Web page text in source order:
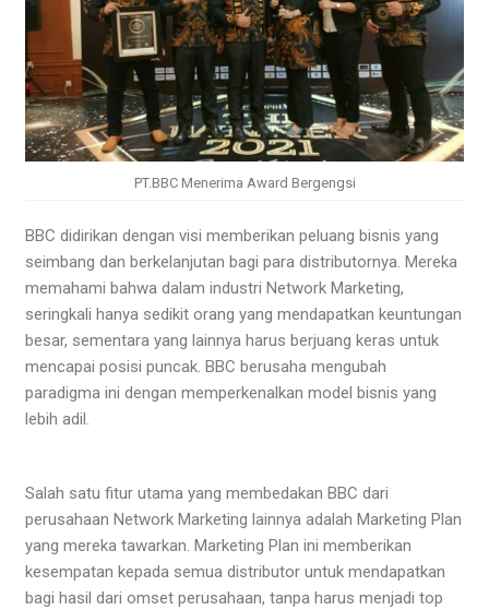
PT.BBC Menerima Award Bergengsi
BBC didirikan dengan visi memberikan peluang bisnis yang
seimbang dan berkelanjutan bagi para distributornya. Mereka
memahami bahwa dalam industri Network Marketing,
seringkali hanya sedikit orang yang mendapatkan keuntungan
besar, sementara yang lainnya harus berjuang keras untuk
mencapai posisi puncak. BBC berusaha mengubah
paradigma ini dengan memperkenalkan model bisnis yang
lebih adil.
Salah satu fitur utama yang membedakan BBC dari
perusahaan Network Marketing lainnya adalah Marketing Plan
yang mereka tawarkan. Marketing Plan ini memberikan
kesempatan kepada semua distributor untuk mendapatkan
bagi hasil dari omset perusahaan, tanpa harus menjadi top